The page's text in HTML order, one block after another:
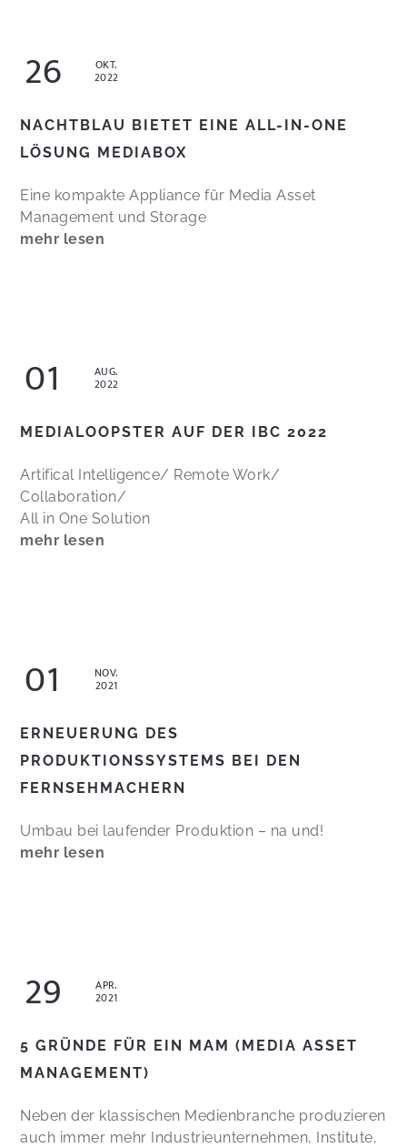
OKT.
26 2022
NACHTBLAU BIETET EINE ALL-IN-ONE
LÖSUNG MEDIABOX
Eine kompakte Appliance für Media Asset
Management und Storage
mehr lesen
AUG.
01 2022
MEDIALOOPSTER AUF DER IBC 2022
Artifical Intelligence/ Remote Work/
Collaboration/
All in One Solution
mehr lesen
NOV.
01 2021
ERNEUERUNG DES
PRODUKTIONSSYSTEMS BEI DEN
FERNSEHMACHERN
Umbau bei laufender Produktion – na und!
mehr lesen
APR.
29 2021
5 GRÜNDE FÜR EIN MAM (MEDIA ASSET
MANAGEMENT)
Neben der klassischen Medienbranche produzieren
auch immer mehr Industrieunternehmen, Institute,